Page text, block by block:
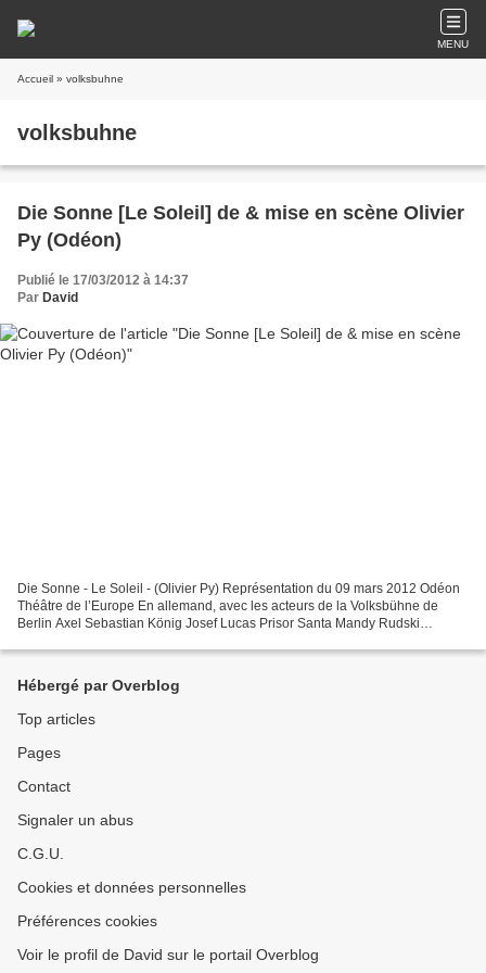
MENU
Accueil » volksbuhne
volksbuhne
Die Sonne [Le Soleil] de & mise en scène Olivier
Py (Odéon)
Publié le 17/03/2012 à 14:37
Par David
Die Sonne - Le Soleil - (Olivier Py) Représentation du 09 mars 2012 Odéon
Théâtre de l’Europe En allemand, avec les acteurs de la Volksbühne de
Berlin Axel Sebastian König Josef Lucas Prisor Santa Mandy Rudski
Hébergé par Overblog
Top articles
Pages
Contact
Signaler un abus
C.G.U.
Cookies et données personnelles
Préférences cookies
Voir le profil de David sur le portail Overblog